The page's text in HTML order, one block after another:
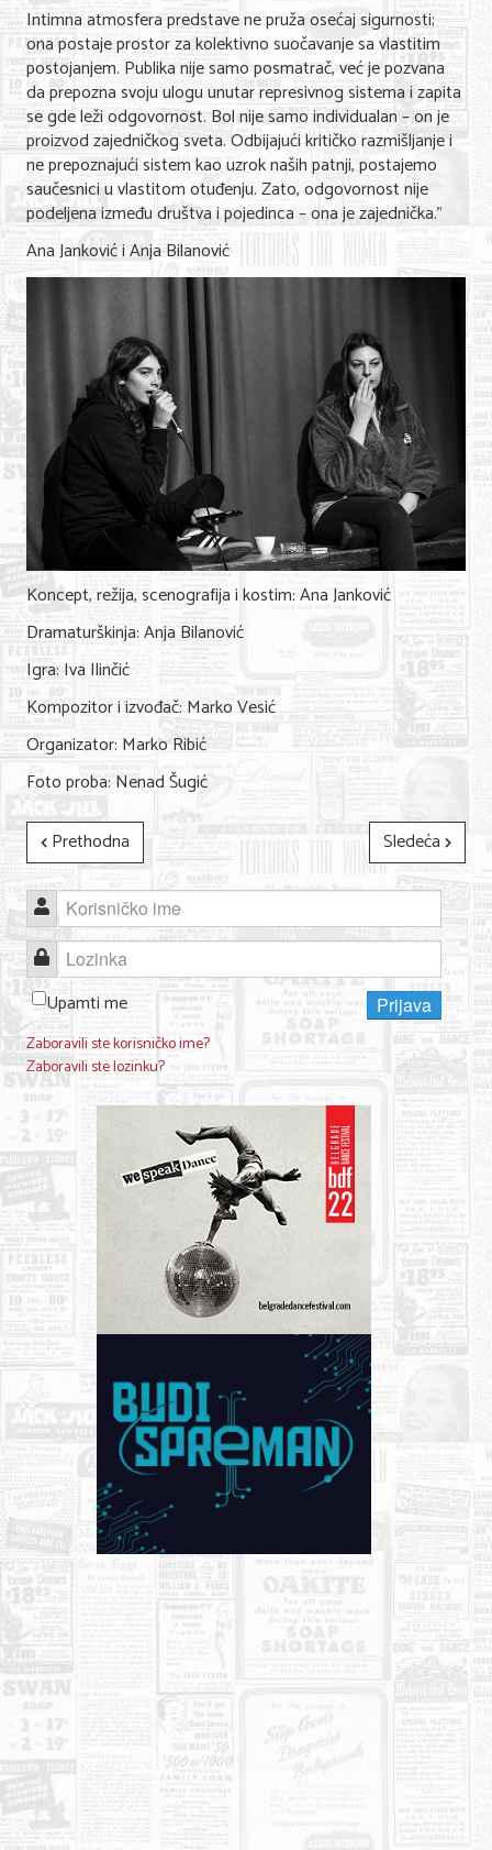
Intimna atmosfera predstave ne pruža osećaj sigurnosti;
ona postaje prostor za kolektivno suočavanje sa vlastitim
postojanjem. Publika nije samo posmatrač, već je pozvana
da prepozna svoju ulogu unutar represivnog sistema i zapita
se gde leži odgovornost. Bol nije samo individualan – on je
proizvod zajedničkog sveta. Odbijajući kritičko razmišljanje i
ne prepoznajući sistem kao uzrok naših patnji, postajemo
saučesnici u vlastitom otuđenju. Zato, odgovornost nije
podeljena između društva i pojedinca – ona je zajednička."
Ana Janković i Anja Bilanović
Koncept, režija, scenografija i kostim: Ana Janković
Dramaturškinja: Anja Bilanović
Igra: Iva Ilinčić
Kompozitor i izvođač: Marko Vesić
Organizator: Marko Ribić
Foto proba: Nenad Šugić
Prethodna
Sledeća
Korisničko ime
Lozinka
Upamti me
Prijava
Zaboravili ste korisničko ime?
Zaboravili ste lozinku?